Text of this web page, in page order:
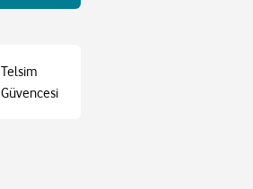
Telsim
Güvencesi